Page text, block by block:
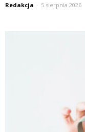
Redakcja - 5 sierpnia 2026